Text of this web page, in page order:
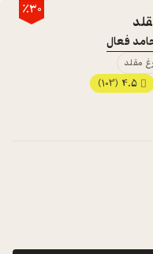
٪30
فعال
مقلد
4.5
(103)